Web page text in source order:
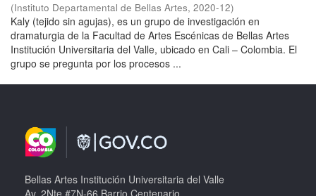
(Instituto Departamental de Bellas Artes, 2020-12)
Kaly (tejido sin agujas), es un grupo de investigación en
dramaturgia de la Facultad de Artes Escénicas de Bellas Artes
Institución Universitaria del Valle, ubicado en Cali – Colombia. El
grupo se pregunta por los procesos ...
Bellas Artes Institución Universitaria del Valle
Av. 2Nte #7N-66 Barrio Centenario